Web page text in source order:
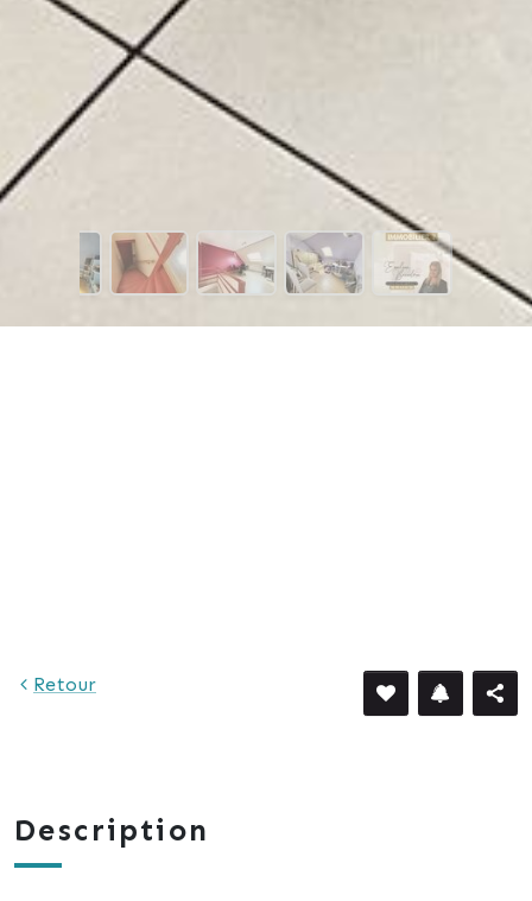
Retour
Description